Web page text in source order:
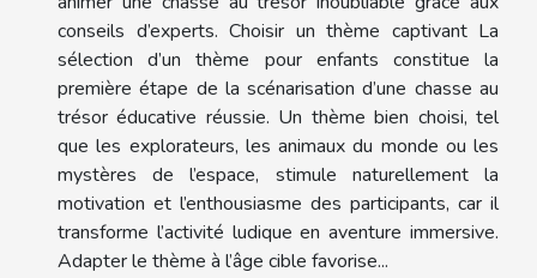
conseils d’experts. Choisir un thème captivant La
sélection d’un thème pour enfants constitue la
première étape de la scénarisation d’une chasse au
trésor éducative réussie. Un thème bien choisi, tel
que les explorateurs, les animaux du monde ou les
mystères de l’espace, stimule naturellement la
motivation et l’enthousiasme des participants, car il
transforme l’activité ludique en aventure immersive.
Adapter le thème à l’âge cible favorise...